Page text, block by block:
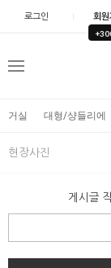
로그인 회원
메
거실 대형/샹들리에
현장사진
게시글